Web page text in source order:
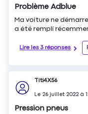
Problème Adblue
Ma voiture ne
a été rempli
Lire les 3 réponses
Titi4X56
Le 26 juillet 2022 à
Pression pneus